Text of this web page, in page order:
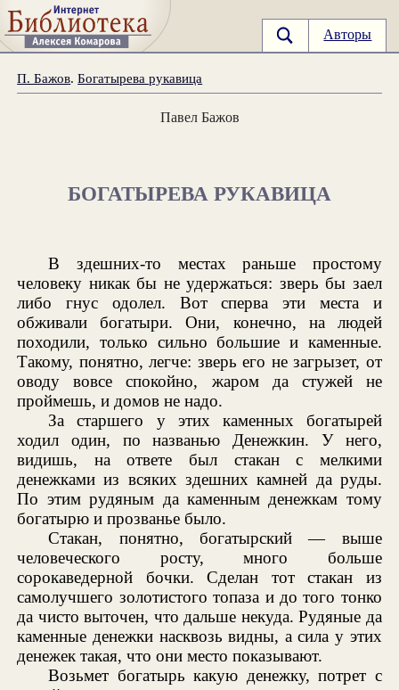
Авторы
П. Бажов.Богатырева рукавица
Павел Бажов
БОГАТЫРЕВА РУКАВИЦА
В здешних-то местах раньше простому
человеку никак бы не удержаться: зверь бы заел
либо гнус одолел. Вот сперва эти места и
обживали богатыри. Они, конечно, на людей
походили, только сильно большие и каменные.
Такому, понятно, легче: зверь его не загрызет, от
оводу вовсе спокойно, жаром да стужей не
проймешь, и домов не надо.
За старшего у этих каменных богатырей
ходил один, по названью Денежкин. У него,
видишь, на ответе был стакан с мелкими
денежками из всяких здешних камней да руды.
По этим рудяным да каменным денежкам тому
богатырю и прозванье было.
Стакан, понятно, богатырский — выше
человеческого росту, много больше
сорокаведерной бочки. Сделан тот стакан из
самолучшего золотистого топаза и до того тонко
да чисто выточен, что дальше некуда. Рудяные да
каменные денежки насквозь видны, а сила у этих
денежек такая, что они место показывают.
Возьмет богатырь какую денежку, потрет с